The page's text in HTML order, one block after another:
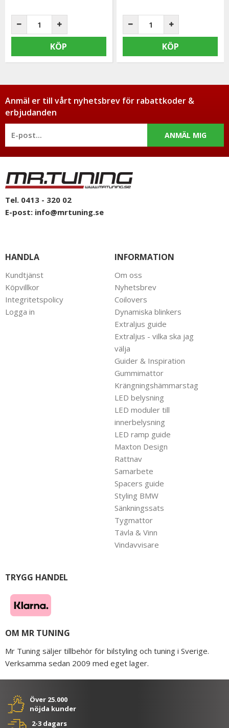
KÖP KÖP
Anmäl er till vårt nyhetsbrev för rabattkoder &
erbjudanden
ANMÄL MIG
Tel. 0413 - 320 02
E-post: info@mrtuning.se
HANDLA
Kundtjänst
Köpvillkor
Integritetspolicy
Logga in
INFORMATION
Om oss
Nyhetsbrev
Coilovers
Dynamiska blinkers
Extraljus guide
Extraljus - vilka ska jag
välja
Guider & Inspiration
Gummimattor
Krängningshämmarstag
LED belysning
LED moduler till
innerbelysning
LED ramp guide
Maxton Design
Rattnav
Samarbete
Spacers guide
Styling BMW
Sänkningssats
Tygmattor
Tävla & Vinn
Vindavvisare
TRYGG HANDEL
OM MR TUNING
Mr Tuning säljer tillbehör för bilstyling och tuning i Sverige.
Verksamma sedan 2009 med eget lager.
Över 25.000
nöjda kunder
2-3 dagars